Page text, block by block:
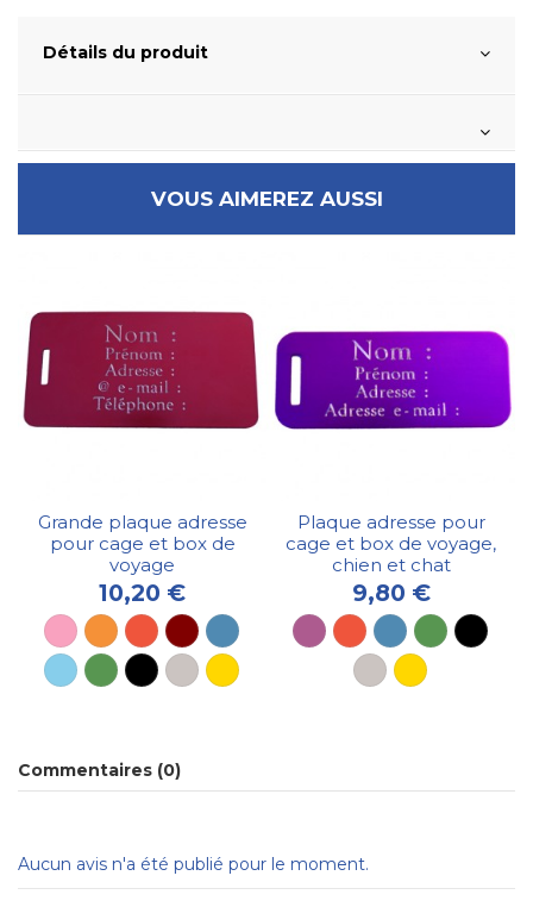
Détails du produit
VOUS AIMEREZ AUSSI
Grande plaque adresse
pour cage et box de
voyage
10,20 €
Plaque adresse pour
cage et box de voyage,
chien et chat
9,80 €
Commentaires (0)
Aucun avis n'a été publié pour le moment.